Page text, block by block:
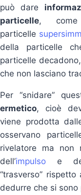
può dare
particelle,
particelle
della particelle
particelle
che non lasciano
Per “snidare”
ermetico, cioè
viene prodotta
osservano
rivelatore ma non
dell’impulso e
“trasverso”
dedurre che si sono